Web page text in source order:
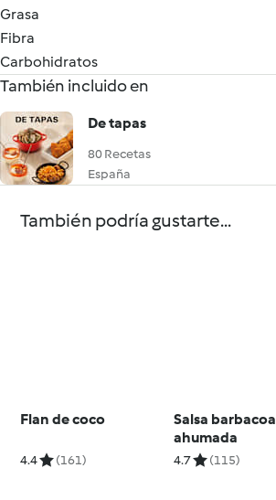
Grasa
Fibra
Carbohidratos
También incluido en
De tapas
80 Recetas
España
También podría gustarte...
Flan de coco
4.4 (161)
Salsa barbacoa
ahumada
4.7 (115)